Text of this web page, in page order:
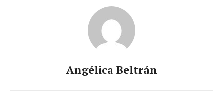
Angélica Beltrán